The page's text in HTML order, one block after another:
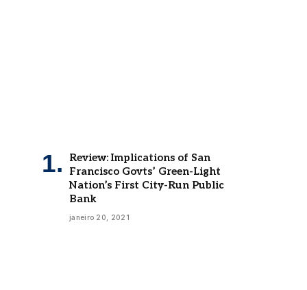
Review: Implications of San
Francisco Govts’ Green-Light
Nation’s First City-Run Public
Bank
janeiro 20, 2021